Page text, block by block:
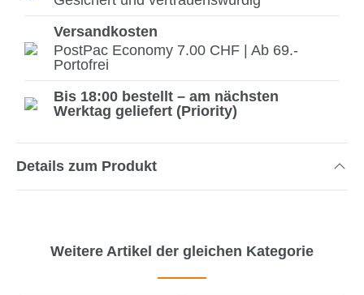
Versandkosten
PostPac Economy 7.00 CHF | Ab 69.-
Portofrei
Bis 18:00 bestellt – am nächsten
Werktag geliefert (Priority)
Details zum Produkt
Weitere Artikel der gleichen Kategorie